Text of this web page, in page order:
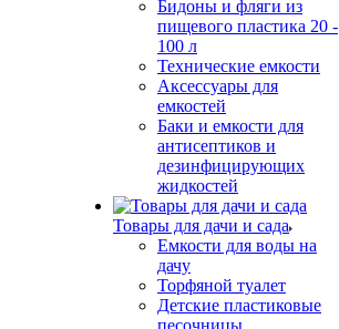
Бидоны и фляги из
пищевого пластика 20 -
100 л
Технические емкости
Аксессуары для
емкостей
Баки и емкости для
антисептиков и
дезинфицирующих
жидкостей
Товары для дачи и сада
Емкости для воды на
дачу
Торфяной туалет
Детские пластиковые
песочницы